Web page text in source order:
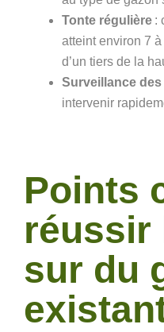
Tonte régulière :
atteint environ 7
d’un tiers de la
Surveillance
intervenir
Points
réussir
sur du